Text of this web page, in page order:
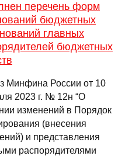
перечень форм
бюджетных
главных
бюджетных
Минфина России от 10
2023 г. № 12н “О
изменений в Порядок
(внесения
и представления
распорядителями